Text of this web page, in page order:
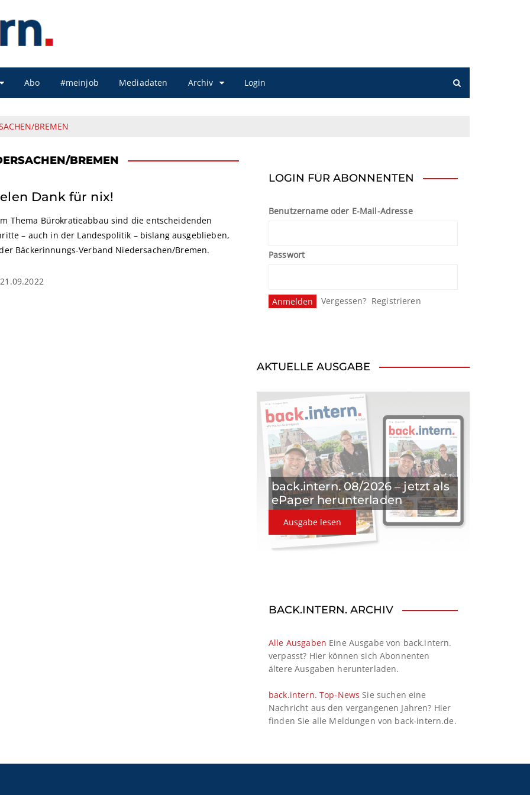
Abo #meinjob Mediadaten Archiv Login
BREMEN
BREMEN
Dank für nix!
Thema Bürokratieabbau sind die entscheidenden
– auch in der Landespolitik – bislang ausgeblieben,
Bäckerinnungs-Verband Niedersachen/Bremen.
21.09.2022
LOGIN FÜR ABONNENTEN
Benutzername oder E-Mail-Adresse
Passwort
Vergessen? Registrieren
AKTUELLE AUSGABE
back.intern. 08/2026 – jetzt als
ePaper herunterladen
Ausgabe lesen
BACK.INTERN. ARCHIV
Alle Ausgaben Eine Ausgabe von back.intern.
verpasst? Hier können sich Abonnenten
ältere Ausgaben herunterladen.
back.intern. Top-News Sie suchen eine
Nachricht aus den vergangenen Jahren? Hier
finden Sie alle Meldungen von back-intern.de.